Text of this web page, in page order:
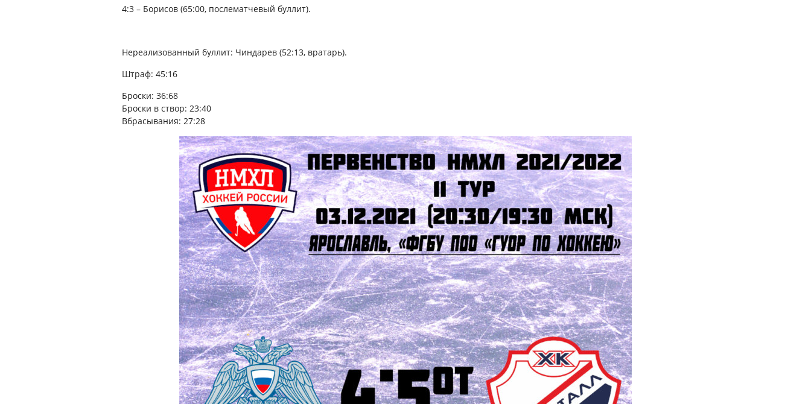
4:3 – Борисов (65:00, послематчевый буллит).
Нереализованный буллит: Чиндарев (52:13, вратарь).
Штраф: 45:16
Броски: 36:68
Броски в створ: 23:40
Вбрасывания: 27:28